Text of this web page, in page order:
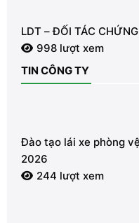
LDT – ĐỐI TÁC
998 lượt xem
TIN CÔNG TY
Đào tạo lái xe phòng
2026
244 lượt xem